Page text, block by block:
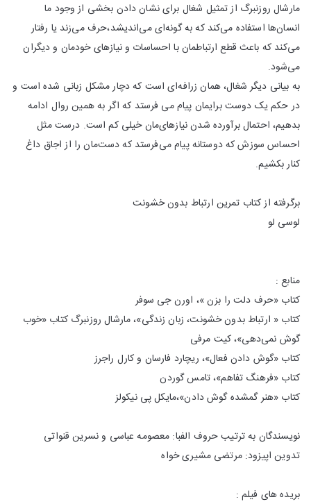
مارشال روزنبرگ از تمثیل شغال برای نشان دادن بخشی از وجود ما
انسان‌ها استفاده می‌کند که به گونه‌ای می‌اندیشد،حرف می‌زند یا رفتار
می‌کند که باعث قطع ارتباطمان با احساسات و نیازهای خودمان و دیگران
می‌شود.
به بیانی دیگر شغال، همان زرافه‌ای است که دچار مشکل زبانی شده است و
در حکم یک دوست برایمان پیام می فرستد که اگر به همین روال ادامه
بدهیم، احتمال برآورده شدن نیازهای‌مان خیلی کم است. درست مثل
احساس سوزش که دوستانه پیام می‌فرستد که دست‌مان را از اجاق داغ
کنار بکشیم.
برگرفته از کتاب تمرین ارتباط بدون خشونت
لوسی لو
منابع :
کتاب «حرف دلت را بزن »، اورن جی سوفر
کتاب « ارتباط بدون خشونت، زبان زندگی»، مارشال روزنبرگ کتاب «خوب
گوش نمی‌دهی»، کیت مرفی
کتاب «گوش دادن فعال»، ریچارد فارسان و کارل راجرز
کتاب «فرهنگ تفاهم»، تامس گوردن
کتاب «هنر گمشده گوش دادن»،مایکل پی نیکولز
نویسندگان به ترتیب حروف الفبا: معصومه عباسی و نسرین قنواتی
تدوین اپیزود: مرتضی مشیری خواه
بریده های فیلم :